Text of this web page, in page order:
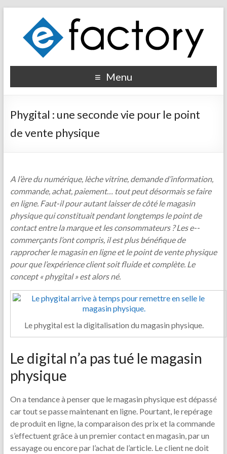
Menu
Phygital : une seconde vie pour le point
de vente physique
A l’ère du numérique, lèche vitrine, demande d’information,
commande, achat, paiement… tout peut désormais se faire
en ligne. Faut-il pour autant laisser de côté le magasin
physique qui constituait pendant longtemps le point de
contact entre la marque et les consommateurs ? Les e-­
commerçants l’ont compris, il est plus bénéfique de
rapprocher le magasin en ligne et le point de vente physique
pour que l’expérience client soit fluide et complète. Le
concept « phygital » est alors né.
Le phygital est la digitalisation du magasin physique.
Le digital n’a pas tué le magasin
physique
On a tendance à penser que le magasin physique est dépassé
car tout se passe maintenant en ligne. Pourtant, le repérage
de produit en ligne, la comparaison des prix et la commande
s’effectuent grâce à un premier contact en magasin, par un
essayage ou encore par l’achat de l’article. Le client ne doit